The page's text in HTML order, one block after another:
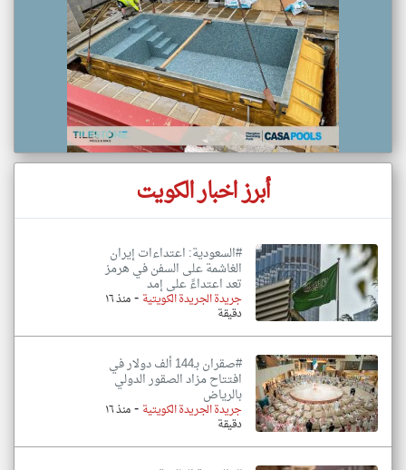
أبرز اخبار الكويت
#السعودية: اعتداءات إيران
الغاشمة على السفن في هرمز
تعد اعتداءً على إمد
جريدة الجريدة الكويتية - منذ ١٦
دقيقة
#صقران بـ144 ألف دولار في
افتتاح مزاد الصقور الدولي
بالرياض
جريدة الجريدة الكويتية - منذ ١٦
دقيقة